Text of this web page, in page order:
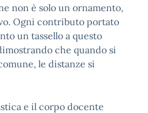
non è solo un ornamento,
Ogni contributo portato
un tassello a questo
che quando si
le distanze si
e il corpo docente